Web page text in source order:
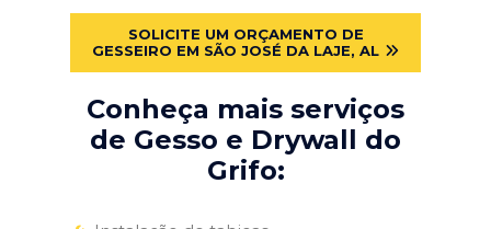
SOLICITE UM ORÇAMENTO DE
GESSEIRO EM SÃO JOSÉ DA LAJE, AL
Conheça mais serviços
de Gesso e Drywall do
Grifo: